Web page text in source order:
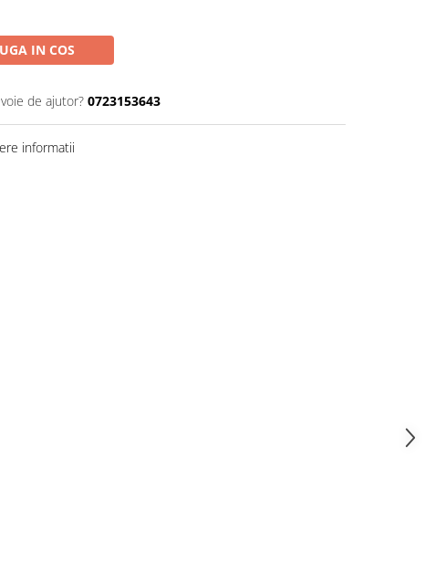
IN COS
de ajutor? 0723153643
informatii